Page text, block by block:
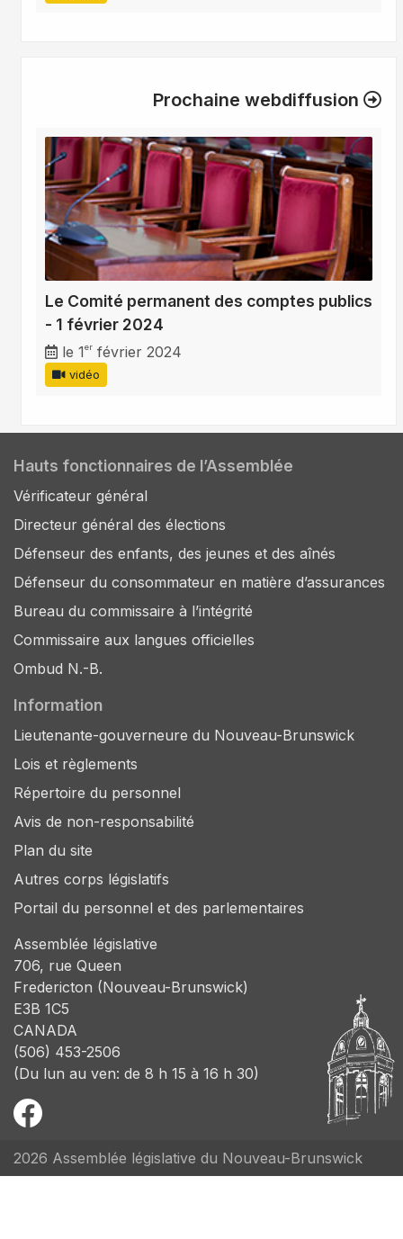
Prochaine webdiffusion
Le Comité permanent des comptes publics
- 1 février 2024
le 1er février 2024
vidéo
Hauts fonctionnaires de l’Assemblée
Vérificateur général
Directeur général des élections
Défenseur des enfants, des jeunes et des aînés
Défenseur du consommateur en matière d’assurances
Bureau du commissaire à l’intégrité
Commissaire aux langues officielles
Ombud N.-B.
Information
Lieutenante-gouverneure du Nouveau-Brunswick
Lois et règlements
Répertoire du personnel
Avis de non-responsabilité
Plan du site
Autres corps législatifs
Portail du personnel et des parlementaires
Assemblée législative
706, rue Queen
Fredericton (Nouveau-Brunswick)
E3B 1C5
CANADA
(506) 453-2506
(Du lun au ven: de 8 h 15 à 16 h 30)
2026 Assemblée législative du Nouveau-Brunswick